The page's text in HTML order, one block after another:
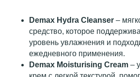
Demax Hydra Cleanser –
средство, которое
уровень увлажнения и
ежедневного применения.
Demax Moisturising Cream –